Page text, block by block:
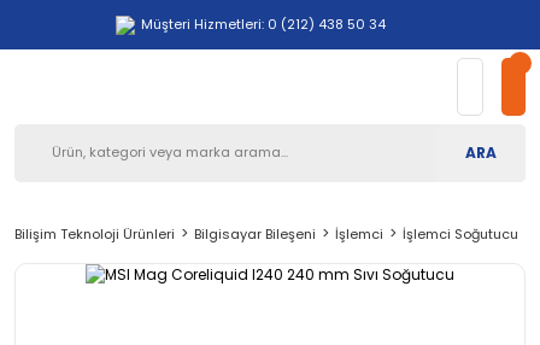
Müşteri Hizmetleri: 0 (212) 438 50 34
ARA
Bilişim Teknoloji Ürünleri Bilgisayar Bileşeni İşlemci İşlemci Soğutucu